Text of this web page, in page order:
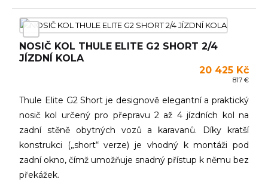
NOSIČ KOL THULE ELITE G2 SHORT 2/4
JÍZDNÍ KOLA
20 425 Kč
817 €
Thule Elite G2 Short je designově elegantní a praktický
nosič kol určený pro přepravu 2 až 4 jízdních kol na
zadní stěně obytných vozů a karavanů. Díky kratší
konstrukci („short“ verze) je vhodný k montáži pod
zadní okno, čímž umožňuje snadný přístup k němu bez
překážek.